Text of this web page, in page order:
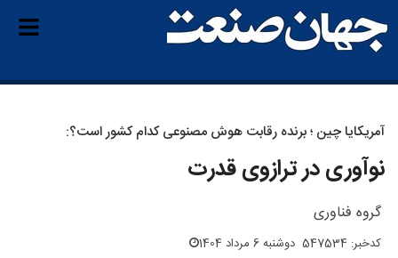
آمریکایا چین ؛ برنده رقابت هوش مصنوعی کدام کشور است؟:
نوآوری در ترازوی قدرت
گروه فناوری
کدخبر: 547534 دوشنبه 6 مرداد 1404